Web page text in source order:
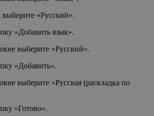
«Русский».
«Добавить язык».
выберите «Русский».
«Добавить».
выберите «Русская (раскладка по
«Готово».